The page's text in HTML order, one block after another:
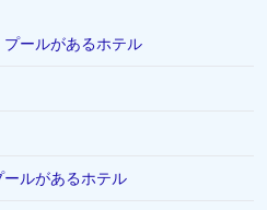
ールがあるホテル
ルがあるホテル